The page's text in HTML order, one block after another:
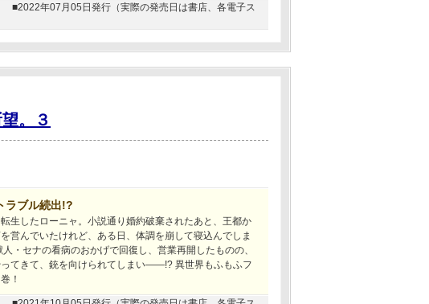
■2022年07月05日発行（実際の発売日は書店、各電子ス
。３
ラブル続出!?
生したローニャ。小説通り婚約破棄されたあと、王都か
営んでいたけれど、ある日、体調を崩して寝込んでしま
・セナの看病のおかげで回復し、営業再開したものの、
てきて、銃を向けられてしまい――!? 異世界もふもふフ
！